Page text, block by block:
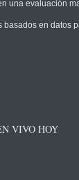
una evaluación
basados en datos
VIVO HOY